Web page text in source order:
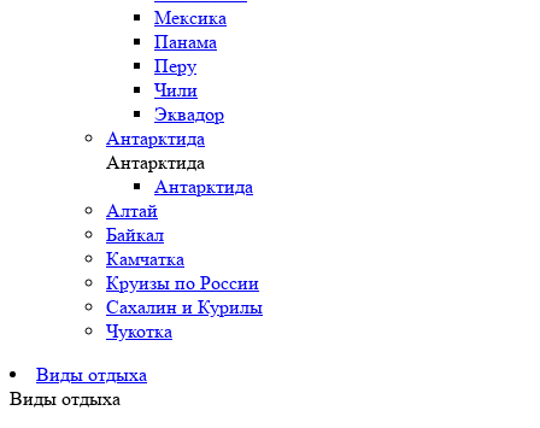
Мексика
Панама
Перу
Чили
Эквадор
Антарктида
Антарктида
Антарктида
Алтай
Байкал
Камчатка
Круизы по России
Сахалин и Курилы
Чукотка
Виды отдыха
Виды отдыха